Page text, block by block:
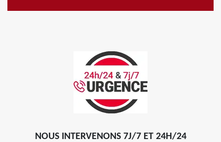
NOUS INTERVENONS 7J/7 ET 24H/24